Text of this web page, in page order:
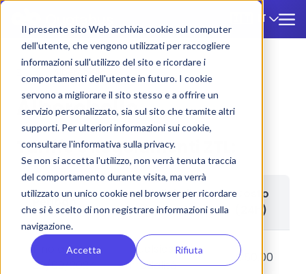
Il presente sito Web archivia cookie sul computer
dell'utente, che vengono utilizzati per raccogliere
informazioni sull'utilizzo del sito e ricordare i
comportamenti dell'utente in futuro. I cookie
servono a migliorare il sito stesso e a offrire un
servizio personalizzato, sia sul sito che tramite altri
supporti. Per ulteriori informazioni sui cookie,
consultare l'informativa sulla privacy.
Se non si accetta l'utilizzo, non verrà tenuta traccia
del comportamento durante visita, ma verrà
utilizzato un unico cookie nel browser per ricordare
che si è scelto di non registrare informazioni sulla
navigazione.
Accetta Rifiuta
IT
Alberobello
Alberobello
Tariffe e Regolamenti ZTL:
Periodo
Modalità di
pagamento
Costo
(24h)
Fino al
30/09/2024
Qualsiasi
modalità
€50,00